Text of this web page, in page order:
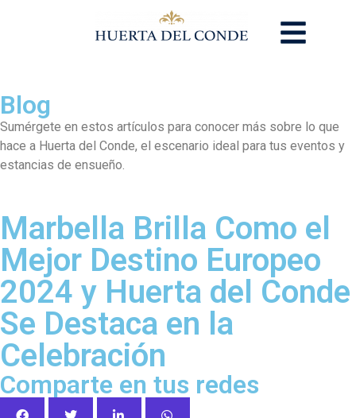
Blog
Sumérgete en estos artículos para conocer más sobre lo que
hace a Huerta del Conde, el escenario ideal para tus eventos y
estancias de ensueño.
Marbella Brilla Como el
Mejor Destino Europeo
2024 y Huerta del Conde
Se Destaca en la
Celebración
Comparte en tus redes